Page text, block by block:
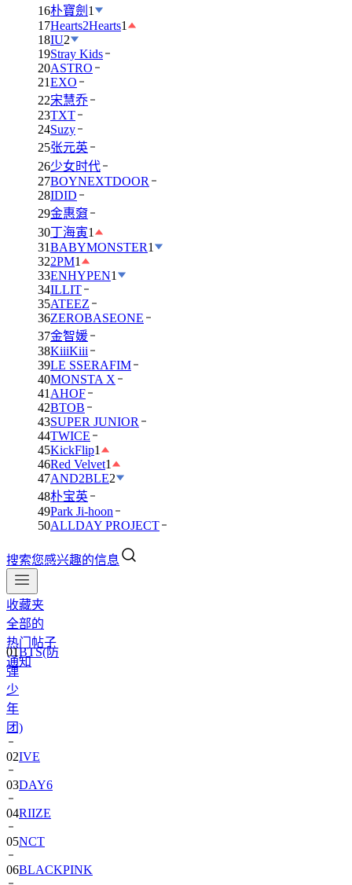
16朴寶劍 1
17Hearts2Hearts1
18IU2
19Stray Kids
20ASTRO
21EXO
22宋慧乔
23TXT
24Suzy
25张元英
26少女时代
27BOYNEXTDOOR
28IDID
29金惠奫
30丁海寅1
31BABYMONSTER1
322PM1
33ENHYPEN1
34ILLIT
35ATEEZ
36ZEROBASEONE
37金智媛
38KiiiKiii
39LE SSERAFIM
40MONSTA X
41 AHOF
42BTOB
43SUPER JUNIOR
44TWICE
45KickFlip1
46Red Velvet1
47AND2BLE2
48朴宝英
49Park Ji-hoon
50ALLDAY PROJECT
搜索您感兴趣的信息
收藏夹
全部的
热门帖子
通知
01BTS(防
弹
少
年
团)
02IVE
03DAY6
04RIIZE
05NCT
06BLACKPINK
07TWS